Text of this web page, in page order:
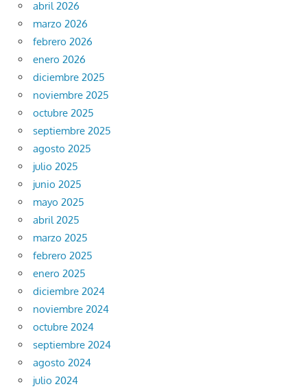
abril 2026
marzo 2026
febrero 2026
enero 2026
diciembre 2025
noviembre 2025
octubre 2025
septiembre 2025
agosto 2025
julio 2025
junio 2025
mayo 2025
abril 2025
marzo 2025
febrero 2025
enero 2025
diciembre 2024
noviembre 2024
octubre 2024
septiembre 2024
agosto 2024
julio 2024